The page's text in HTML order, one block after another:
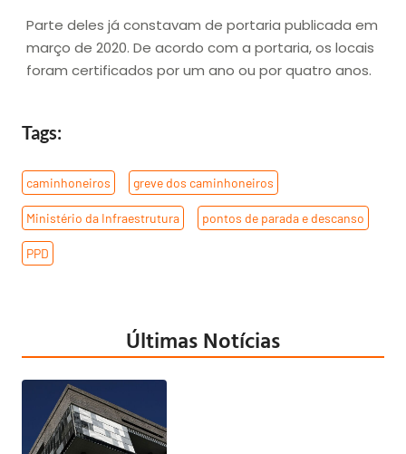
Parte deles já constavam de portaria publicada em
março de 2020. De acordo com a portaria, os locais
foram certificados por um ano ou por quatro anos.
Tags:
caminhoneiros greve dos caminhoneiros
Ministério da Infraestrutura pontos de parada e descanso
PPD
Últimas Notícias